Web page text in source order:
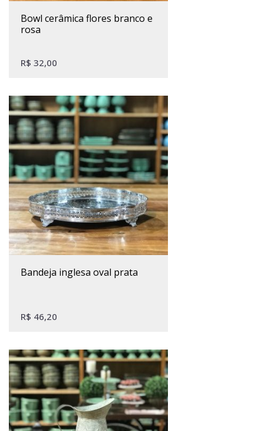
bowl cerâmica flores branco e
rosa
R$ 32,00
bandeja inglesa oval prata
R$ 46,20